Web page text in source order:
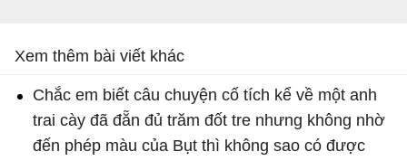
Xem thêm bài viết khác
Chắc em biết câu chuyện cố tích kể về một anh
trai cày đã đẵn đủ trăm đốt tre nhưng không nhờ
đến phép màu của Bụt thì không sao có được